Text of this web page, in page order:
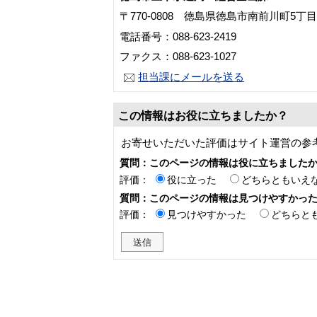
〒770-0808 徳島県徳島市南前川町5丁
電話番号：088-623-2419
ファクス：088-623-1027
担当課にメールを送る
この情報はお役に立ちましたか？
お寄せいただいた評価はサイト運営の参
質問：このページの情報は役に立ちました
評価：
役に立った
どちらともいえ
質問：このページの情報は見つけやすかっ
評価：
見つけやすかった どちらと